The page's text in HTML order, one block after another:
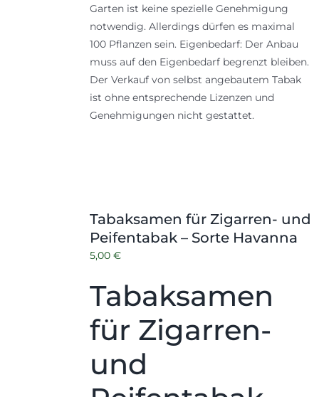
Garten ist keine spezielle Genehmigung
notwendig. Allerdings dürfen es maximal
100 Pflanzen sein. Eigenbedarf: Der Anbau
muss auf den Eigenbedarf begrenzt bleiben.
Der Verkauf von selbst angebautem Tabak
ist ohne entsprechende Lizenzen und
Genehmigungen nicht gestattet.
Tabaksamen für Zigarren- und
Peifentabak – Sorte Havanna
5,00 €
Tabaksamen
für Zigarren-
und